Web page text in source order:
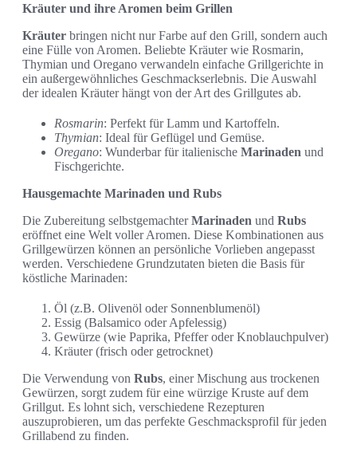
Kräuter und ihre Aromen beim Grillen
Kräuter bringen nicht nur Farbe auf den Grill, sondern auch
eine Fülle von Aromen. Beliebte Kräuter wie Rosmarin,
Thymian und Oregano verwandeln einfache Grillgerichte in
ein außergewöhnliches Geschmackserlebnis. Die Auswahl
der idealen Kräuter hängt von der Art des Grillgutes ab.
Rosmarin: Perfekt für Lamm und Kartoffeln.
Thymian: Ideal für Geflügel und Gemüse.
Oregano: Wunderbar für italienische Marinaden und
Fischgerichte.
Hausgemachte Marinaden und Rubs
Die Zubereitung selbstgemachterMarinaden und Rubs
eröffnet eine Welt voller Aromen. Diese Kombinationen aus
Grillgewürzen können an persönliche Vorlieben angepasst
werden. Verschiedene Grundzutaten bieten die Basis für
köstliche Marinaden:
Öl (z.B. Olivenöl oder Sonnenblumenöl)
Essig (Balsamico oder Apfelessig)
Gewürze (wie Paprika, Pfeffer oder Knoblauchpulver)
Kräuter (frisch oder getrocknet)
Die Verwendung von Rubs, einer Mischung aus trockenen
Gewürzen, sorgt zudem für eine würzige Kruste auf dem
Grillgut. Es lohnt sich, verschiedene Rezepturen
auszuprobieren, um das perfekte Geschmacksprofil für jeden
Grillabend zu finden.